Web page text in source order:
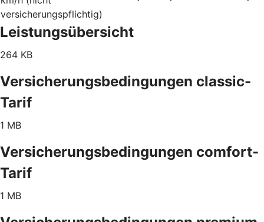
versicherungspflichtig)
Leistungsübersicht
264 KB
Versicherungsbedingungen classic-
Tarif
1 MB
Versicherungsbedingungen comfort-
Tarif
1 MB